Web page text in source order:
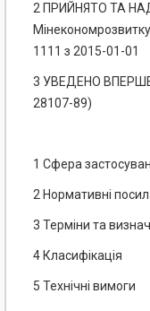
2 ПРИЙНЯТО ТА
1111 з 2015-01-01
3 УВЕДЕНО ВПЕРШЕ
28107-89)
1 Сфера
2 Нормативні
3 Терміни та
4 Класифікація
5 Технічні вимоги